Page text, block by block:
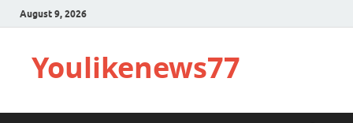
August 9, 2026
Youlikenews77